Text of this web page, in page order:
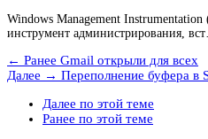
Windows Management
инструмент администрирования,
← Ранее Gmail открыли для всех
Далее → Переполнение буфера в
Далее по этой теме
Ранее по этой теме